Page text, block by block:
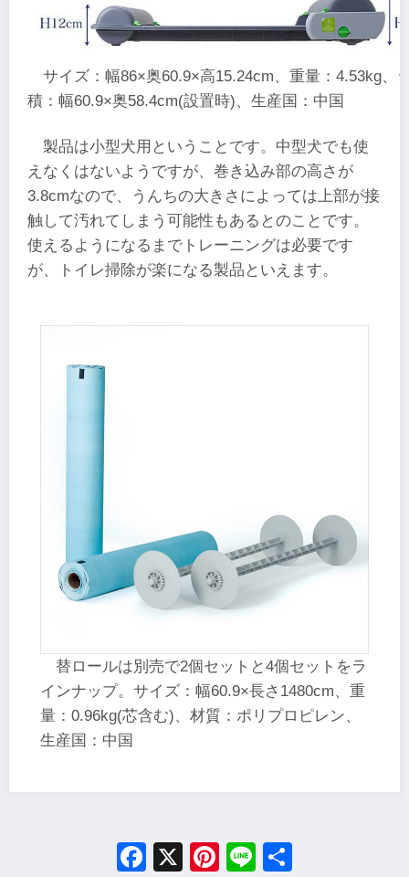
サイズ：幅86×奥60.9×高15.24cm、重量：4.53kg、
積：幅60.9×奥58.4cm(設置時)、生産国：中国
製品は小型犬用ということです。中型犬でも使
えなくはないようですが、巻き込み部の高さが
3.8cmなので、うんちの大きさによっては上部が接
触して汚れてしまう可能性もあるとのことです。
使えるようになるまでトレーニングは必要です
が、トイレ掃除が楽になる製品といえます。
替ロールは別売で2個セットと4個セットをラ
インナップ。サイズ：幅60.9×長さ1480cm、重
量：0.96kg(芯含む)、材質：ポリプロピレン、
生産国：中国
Facebook
X Pinterest
Line